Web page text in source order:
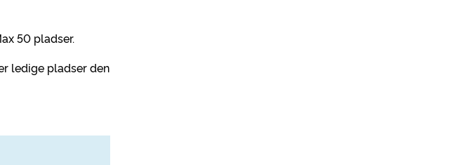
50 pladser.
ledige pladser den